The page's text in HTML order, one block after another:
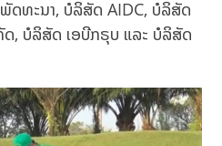
ດທະນາ, ບໍລິສັດ AIDC, ບໍລິສັດ
ດ, ບໍລິສັດ ເອບີກຣຸບ ແລະ ບໍລິສັດ